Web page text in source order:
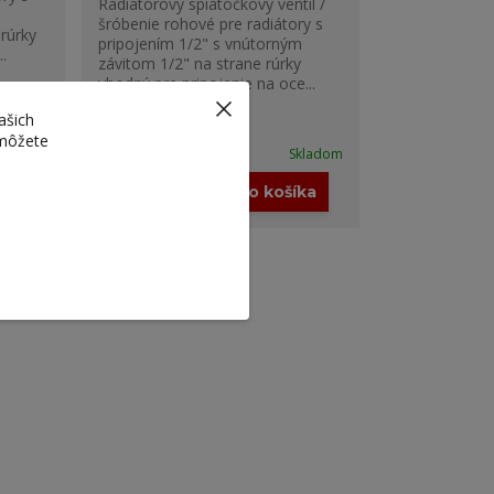
šróbenie rohové pre radiátory s
pripojením 1/2" s vnútorným
závitom 1/2" na strane rúrky
vhodný pre pripojenie na oce...
Skladom
Pridať do košíka